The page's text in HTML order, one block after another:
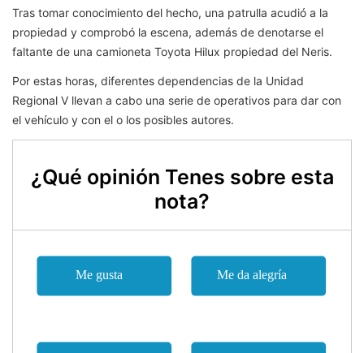
Tras tomar conocimiento del hecho, una patrulla acudió a la
propiedad y comprobó la escena, además de denotarse el
faltante de una camioneta Toyota Hilux propiedad del Neris.
Por estas horas, diferentes dependencias de la Unidad
Regional V llevan a cabo una serie de operativos para dar con
el vehículo y con el o los posibles autores.
¿Qué opinión Tenes sobre esta
nota?